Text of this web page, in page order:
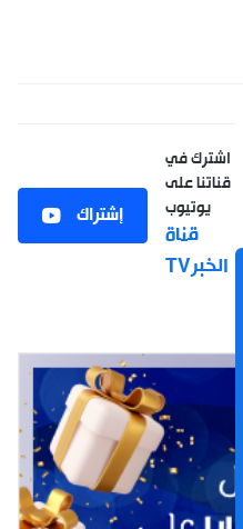
اشترك في
قناتنا على
يوتيوب
قناة
الخبرTV
إشتراك